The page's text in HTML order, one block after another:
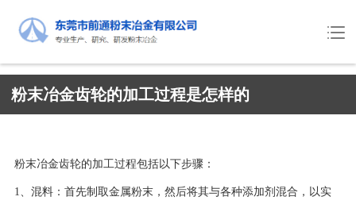
粉末冶金齿轮的加工过程是怎样的
粉末冶金齿轮的加工过程包括以下步骤：
1、混料：首先制取金属粉末，然后将其与各种添加剂混合，以实